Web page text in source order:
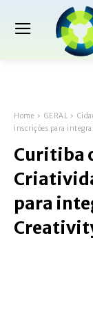
Home GERAL
inscrições para
Curitiba
para